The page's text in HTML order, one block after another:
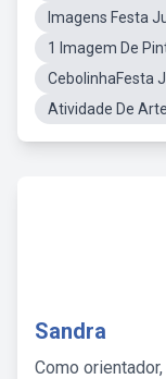
Imagens Festa
1 Imagem De
CebolinhaFesta
Atividade De
Sandra
Como